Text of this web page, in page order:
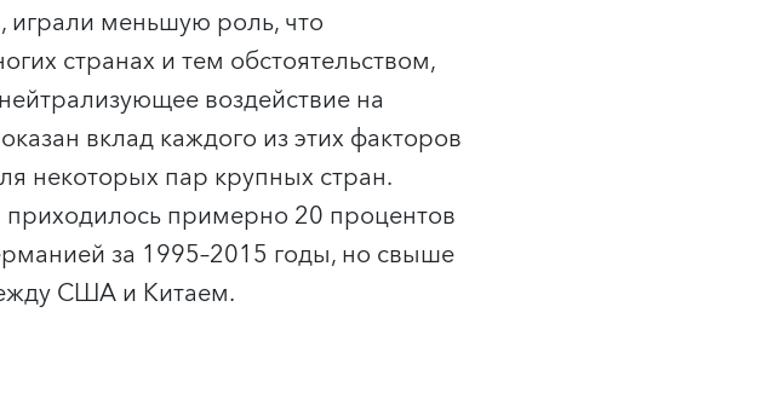
играли меньшую роль, что
странах и тем обстоятельством,
воздействие на
вклад каждого из этих факторов
некоторых пар крупных стран.
примерно 20 процентов
за 1995–2015 годы, но свыше
США и Китаем.